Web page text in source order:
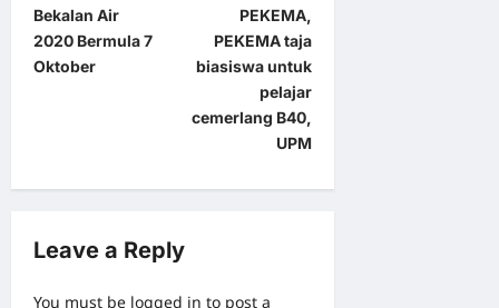
t
n
g
t
i
Bekalan Air
2020 Bermula 7
Oktober
PEKEMA,
PEKEMA taja
biasiswa untuk
pelajar
cemerlang B40,
UPM
Leave a Reply
You must be logged in to post a